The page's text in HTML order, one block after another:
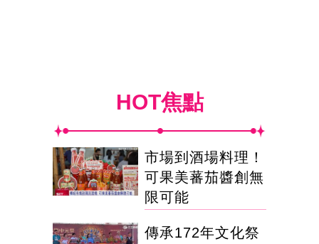
HOT焦點
市場到酒場料理！
可果美蕃茄醬創無
限可能
傳承172年文化祭